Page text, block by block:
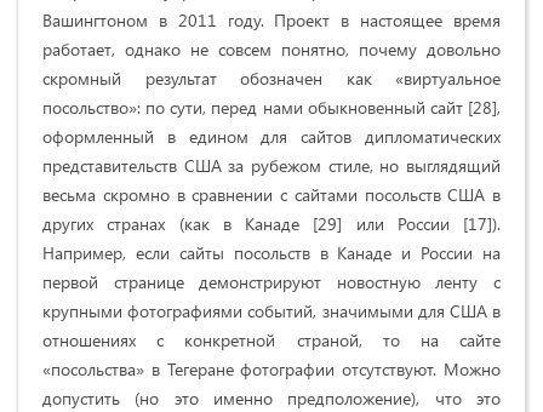
Вашингтоном в 2011 году. Проект в настоящее время
работает, однако не совсем понятно, почему довольно
скромный результат обозначен как «виртуальное
посольство»: по сути, перед нами обыкновенный сайт [28],
оформленный в едином для сайтов дипломатических
представительств США за рубежом стиле, но выглядящий
весьма скромно в сравнении с сайтами посольств США в
других странах (как в Канаде [29] или России [17]).
Например, если сайты посольств в Канаде и России на
первой странице демонстрируют новостную ленту с
крупными фотографиями событий, значимыми для США в
отношениях с конкретной страной, то на сайте
«посольства» в Тегеране фотографии отсутствуют. Можно
допустить (но это именно предположение), что это